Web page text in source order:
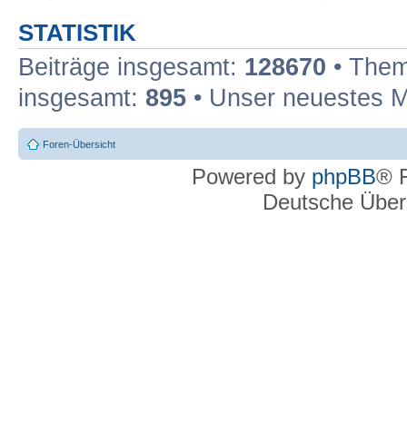
STATISTIK
Beiträge insgesamt: 128670 •
insgesamt: 895 • Unser neuestes
Foren-Übersicht
Powered by phpBB®
Deutsche